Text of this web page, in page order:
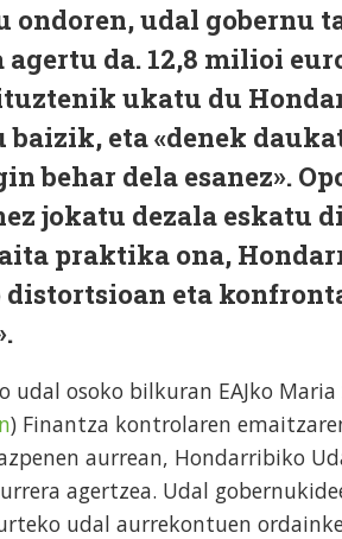
ondoren, udal gobernu
agertu da. 12,8 milioi
ukatu du
baizik, eta «denek
behar dela esanez».
jokatu dezala eskatu
praktika ona,
distortsioan eta
udal osoko bilkuran EAJko
) Finantza kontrolaren
aurrean, Hondarribiko
agertzea. Udal
udal aurrekontuen